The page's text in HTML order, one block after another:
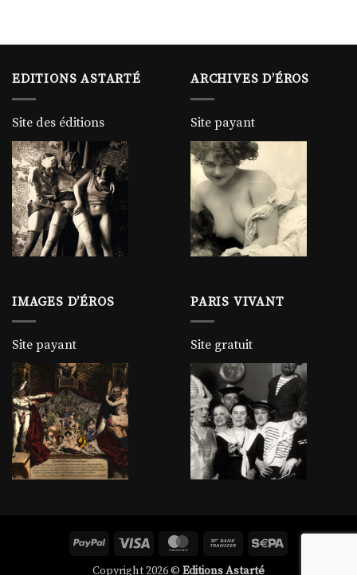
EDITIONS ASTARTÉ
Site des éditions
ARCHIVES D’ÉROS
Site payant
IMAGES D’ÉROS
Site payant
PARIS VIVANT
Site gratuit
PayPal Visa MasterCardBank
Copyright 2026 © Editions Astarté